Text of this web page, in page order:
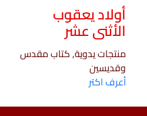
أولاد يعقوب
الأثنى عشر
منتجات يدوية, كتاب مقدس
وقديسين
أعرف اكتر